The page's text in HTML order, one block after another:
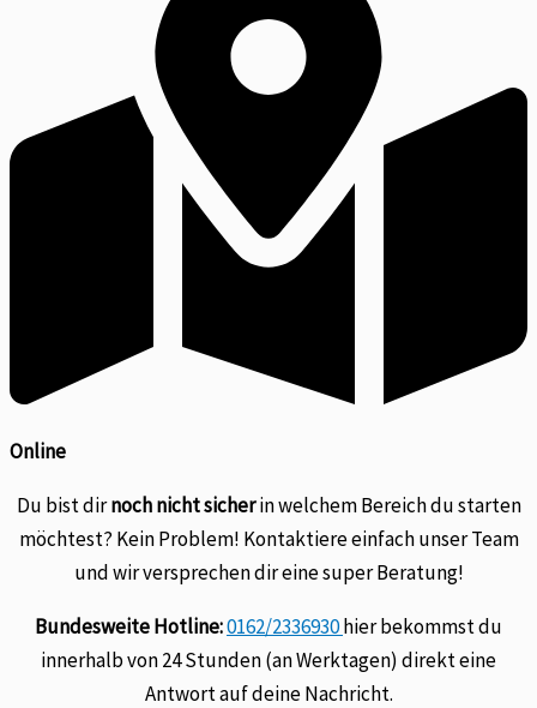
Online
Du bist dirnoch nicht sicherin welchem Bereich du starten
möchtest? Kein Problem! Kontaktiere einfach unser Team
und wir versprechen dir eine super Beratung!
Bundesweite Hotline:0162/2336930hier bekommst du
innerhalb von 24 Stunden (an Werktagen) direkt eine
Antwort auf deine Nachricht.